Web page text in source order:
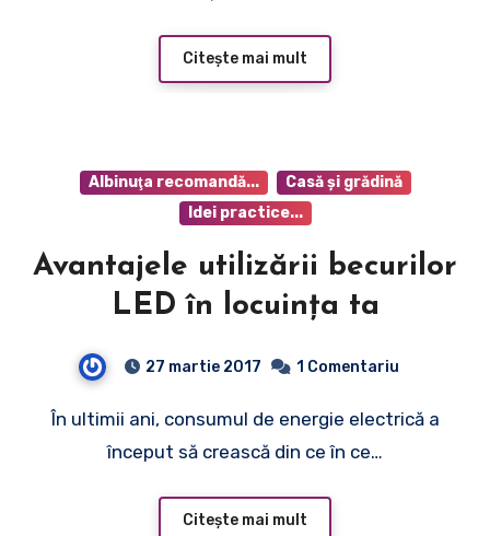
Citește mai mult
Albinuţa recomandă...
Casă şi grădină
Idei practice...
Avantajele utilizării becurilor
LED în locuința ta
27 martie 2017 1 Comentariu
În ultimii ani, consumul de energie electrică a
început să crească din ce în ce…
Citește mai mult